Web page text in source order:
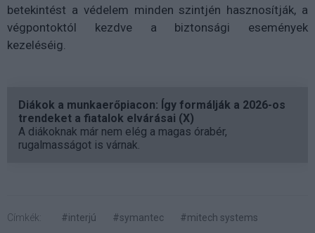
betekintést a védelem minden szintjén hasznosítják, a
végpontoktól kezdve a biztonsági események
kezeléséig.
Diákok a munkaerőpiacon: Így formálják a 2026-os
trendeket a fiatalok elvárásai (X)
A diákoknak már nem elég a magas órabér,
rugalmasságot is várnak.
Címkék: #interjú #symantec
#mitech systems